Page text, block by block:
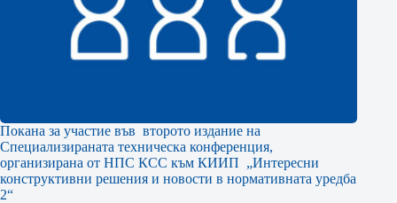
Покана за участие във второто издание на
Специализираната техническа конференция,
организирана от НПС КСС към КИИП „Интересни
конструктивни решения и новости в нормативната уредба
2“